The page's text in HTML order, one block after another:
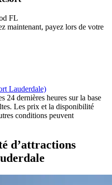
FL
maintenant, payez lors de votre
Lauderdale)
24 dernières heures sur la base
Les prix et la disponibilité
conditions peuvent
d’attractions